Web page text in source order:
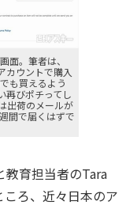
。筆者は、
カウントで購入
も買えるよう
再びポチってし
出荷のメールが
間で届くはずで
育担当者のTara
ろ、近々日本のア